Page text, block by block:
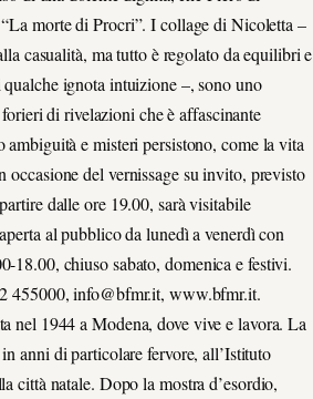
morte di Procri”. I collage di Nicoletta –
casualità, ma tutto è regolato da equilibri e
ignota intuizione –, sono uno
di rivelazioni che è affascinante
ambiguità e misteri persistono, come la vita
occasione del vernissage su invito, previsto
dalle ore 19.00, sarà visitabile
al pubblico da lunedì a venerdì con
18.00, chiuso sabato, domenica e festivi.
455000, info@bfmr.it, www.bfmr.it.
nel 1944 a Modena, dove vive e lavora. La
anni di particolare fervore, all’Istituto
città natale. Dopo la mostra d’esordio,